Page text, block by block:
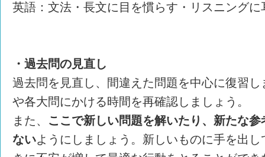
英語：文法・長文に目を慣らす・リスニングに
・過去問の見直し
過去問を見直し、間違えた問題を中心に復習
や各大問にかける時間を再確認しましょう。
また、 ここで新しい問題を解いたり、新たな
ないようにしましょう。新しいものに手を出